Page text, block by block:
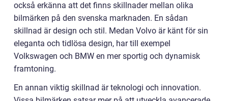
också erkänna att det finns skillnader mellan olika
bilmärken på den svenska marknaden. En sådan
skillnad är design och stil. Medan Volvo är känt för sin
eleganta och tidlösa design, har till exempel
Volkswagen och BMW en mer sportig och dynamisk
framtoning.
En annan viktig skillnad är teknologi och innovation.